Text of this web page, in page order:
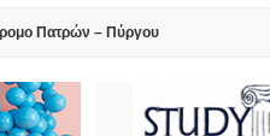
Πατρών – Πύργου